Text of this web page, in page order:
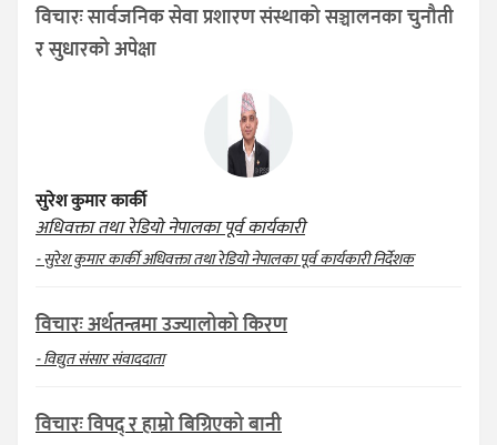
विचारः सार्वजनिक सेवा प्रशारण संस्थाको सञ्चालनका चुनौती
र सुधारको अपेक्षा
सुरेश कुमार कार्की
अधिवक्ता तथा रेडियो नेपालका पूर्व कार्यकारी
- सुरेश कुमार कार्की अधिवक्ता तथा रेडियो नेपालका पूर्व कार्यकारी निर्देशक
विचारः अर्थतन्त्रमा उज्यालोको किरण
- विद्युत संसार संवाददाता
विचारः विपद् र हाम्रो बिग्रिएको बानी